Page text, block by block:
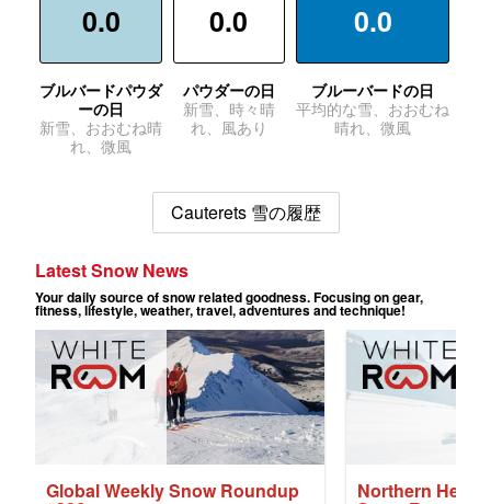
0.0
ブルバードパウダ
ーの日
新雪、おおむね晴
れ、微風
0.0
パウダーの日
新雪、時々晴
れ、風あり
0.0
ブルーバードの日
平均的な雪、おおむね
晴れ、微風
Cauterets 雪の履歴